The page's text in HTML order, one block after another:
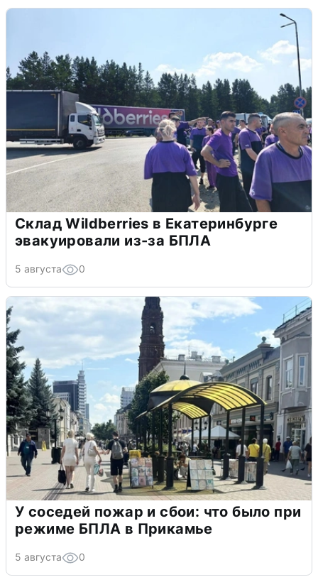
Склад Wildberries в Екатеринбурге
эвакуировали из-за БПЛА
5 августа 0
У соседей пожар и сбои: что было при
режиме БПЛА в Прикамье
5 августа 0